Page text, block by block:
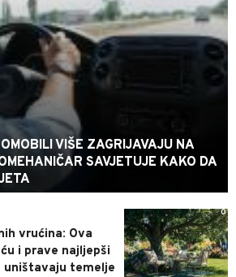
VIŠE ZAGRIJAVAJU NA
SAVJETUJE KAKO DA
0
vrućina: Ova
i prave najljepši
uništavaju temelje